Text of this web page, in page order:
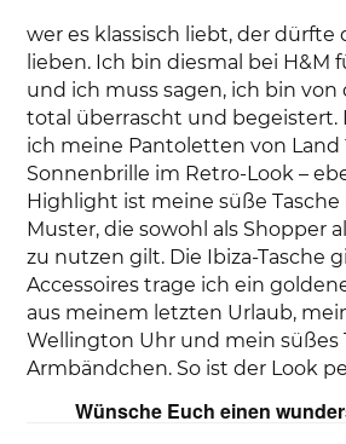
wer es klassisch liebt, der dürfte
lieben. Ich bin diesmal bei H&M
und ich muss sagen, ich bin von
total überrascht und begeistert.
ich meine Pantoletten von
Sonnenbrille im Retro-Look –
Highlight ist meine süße
Muster, die sowohl als Shopper
zu nutzen gilt. Die Ibiza-Tasche
Accessoires trage ich ein
aus meinem letzten Urlaub,
Wellington Uhr und mein süßes
Armbändchen. So ist der Look
Wünsche Euch einen